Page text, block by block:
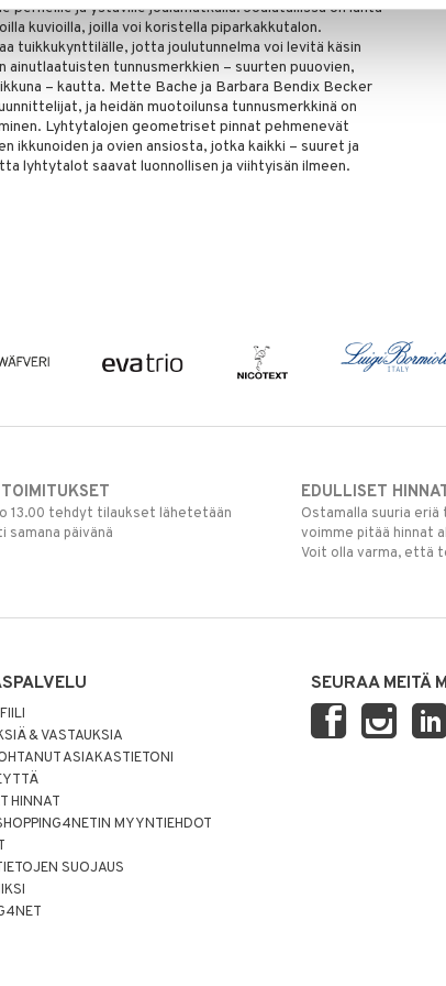
perheille ja ystäville joulumatkalla. Joulutallissa on lunta
kuvioilla, joilla voi koristella piparkakkutalon.
tuikkukynttilälle, jotta joulutunnelma voi levitä käsin
ainutlaatuisten tunnusmerkkien – suurten puuovien,
– kautta. Mette Bache ja Barbara Bendix Becker
ja heidän muotoilunsa tunnusmerkkinä on
Lyhtytalojen geometriset pinnat pehmenevät
ikkunoiden ja ovien ansiosta, jotka kaikki – suuret ja
lyhtytalot saavat luonnollisen ja viihtyisän ilmeen.
13.00 tehdyt tilaukset lähetetään
samana päivänä
EDULLISET
Ostamalla suuria
voimme pitää hinnat
Voit olla varma, että
& VASTAUKSIA
ASIAKASTIETONI
HINNAT
MYYNTIEHDOT
SUOJAUS
SEURAA MEITÄ